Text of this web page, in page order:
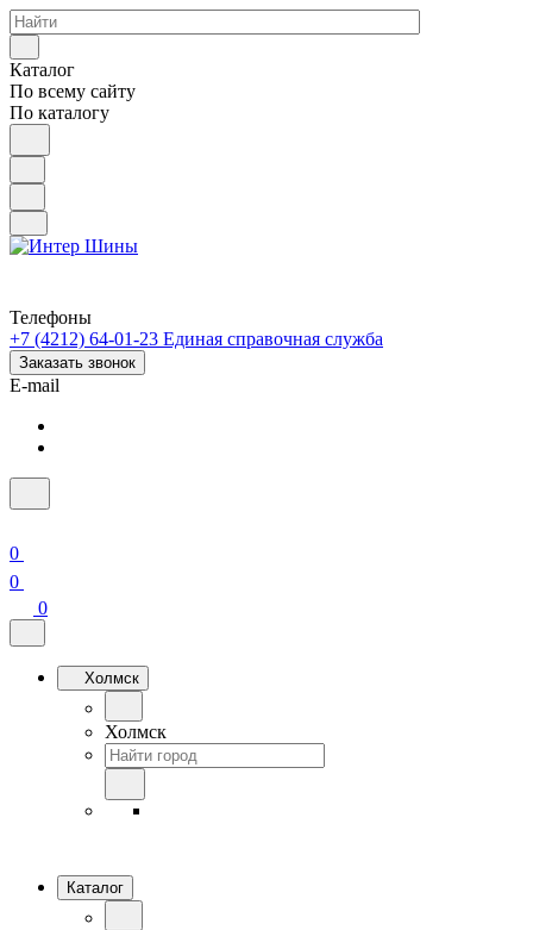
Каталог
По всему сайту
По каталогу
Телефоны
+7 (4212) 64-01-23 Единая справочная служба
Заказать звонок
E-mail
0
0
0
Холмск
Холмск
Каталог